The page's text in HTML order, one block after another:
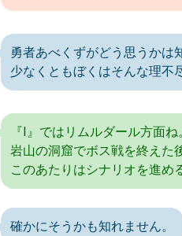
勇者あべくずがどう思うかは
少なくともぼくはそんな理不
『I』ではリムルダール方面ね
岩山の洞窟でボス戦を終えた
このあたりはシナリオを進め
確かにそうかも知れません。